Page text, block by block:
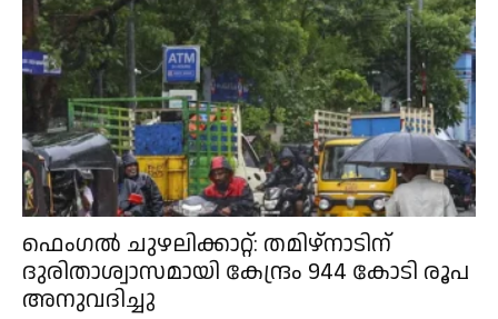
ഫെംഗൽ ചുഴലിക്കാറ്റ്: തമിഴ്‌നാടിന്
ദുരിതാശ്വാസമായി കേന്ദ്രം 944 കോടി രൂപ
അനുവദിച്ചു